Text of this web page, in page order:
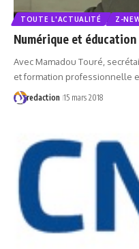
TOUTE L'ACTUALITÉ Z-
Numérique et éducation
Avec Mamadou Touré,
et formation professionnelle
redaction 15 mars 2018